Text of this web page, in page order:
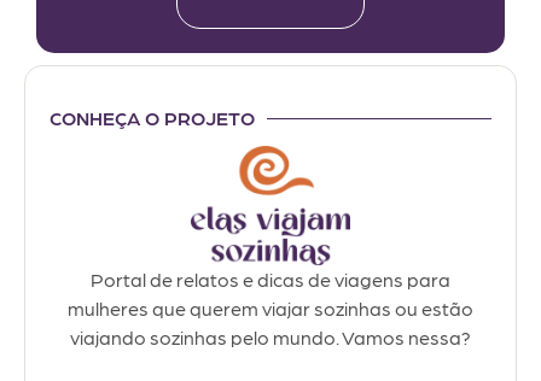
CONHEÇA O PROJETO
Portal de relatos e dicas de viagens para
mulheres que querem viajar sozinhas ou estão
viajando sozinhas pelo mundo. Vamos nessa?